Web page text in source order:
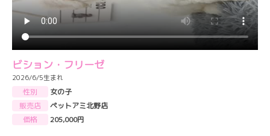
ビション・フリーゼ
2026/6/5生まれ
性別
女の子
販売店
ペットアミ北野店
価格
205,000円